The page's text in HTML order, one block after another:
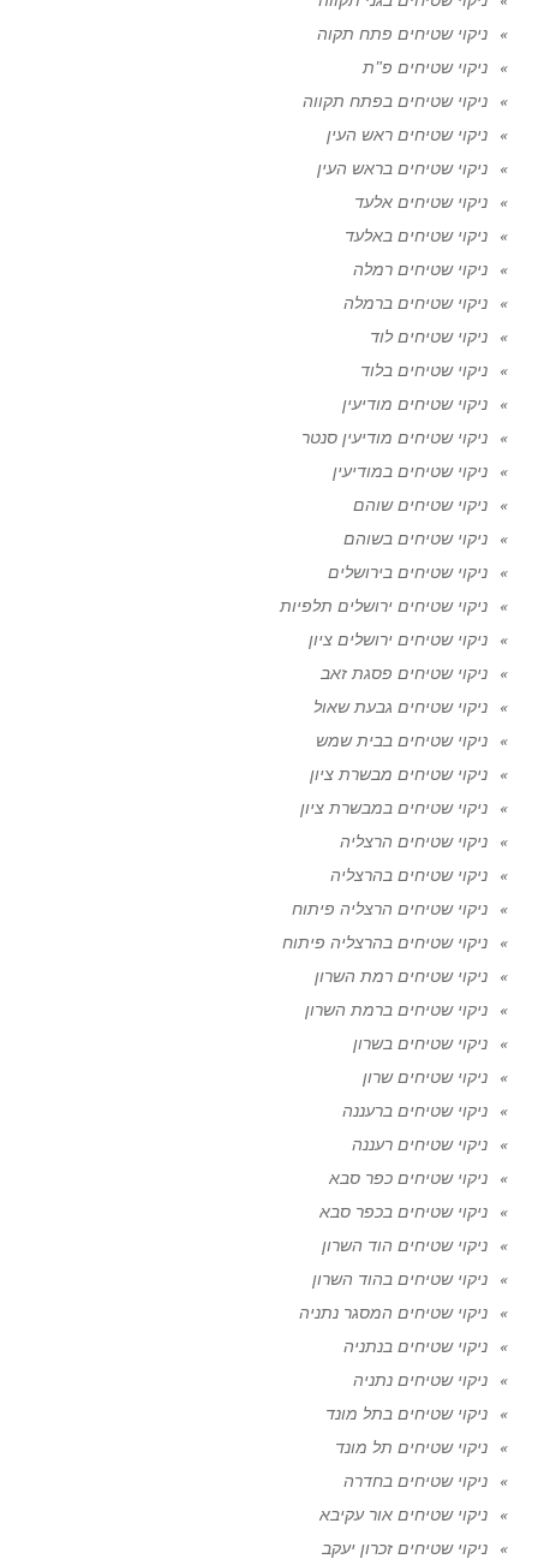
ניקוי שטיחים פתח תקוה
ניקוי שטיחים פ"ת
ניקוי שטיחים בפתח תקווה
ניקוי שטיחים ראש העין
ניקוי שטיחים בראש העין
ניקוי שטיחים אלעד
ניקוי שטיחים באלעד
ניקוי שטיחים רמלה
ניקוי שטיחים ברמלה
ניקוי שטיחים לוד
ניקוי שטיחים בלוד
ניקוי שטיחים מודיעין
ניקוי שטיחים מודיעין סנטר
ניקוי שטיחים במודיעין
ניקוי שטיחים שוהם
ניקוי שטיחים בשוהם
ניקוי שטיחים בירושלים
ניקוי שטיחים ירושלים תלפיות
ניקוי שטיחים ירושלים ציון
ניקוי שטיחים פסגת זאב
ניקוי שטיחים גבעת שאול
ניקוי שטיחים בבית שמש
ניקוי שטיחים מבשרת ציון
ניקוי שטיחים במבשרת ציון
ניקוי שטיחים הרצליה
ניקוי שטיחים בהרצליה
ניקוי שטיחים הרצליה פיתוח
ניקוי שטיחים בהרצליה פיתוח
ניקוי שטיחים רמת השרון
ניקוי שטיחים ברמת השרון
ניקוי שטיחים בשרון
ניקוי שטיחים שרון
ניקוי שטיחים ברעננה
ניקוי שטיחים רעננה
ניקוי שטיחים כפר סבא
ניקוי שטיחים בכפר סבא
ניקוי שטיחים הוד השרון
ניקוי שטיחים בהוד השרון
ניקוי שטיחים המסגר נתניה
ניקוי שטיחים בנתניה
ניקוי שטיחים נתניה
ניקוי שטיחים בתל מונד
ניקוי שטיחים תל מונד
ניקוי שטיחים בחדרה
ניקוי שטיחים אור עקיבא
ניקוי שטיחים זכרון יעקב